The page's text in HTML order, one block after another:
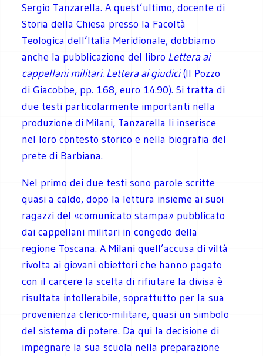
Sergio Tanzarella. A quest’ultimo, docente di
Storia della Chiesa presso la Facoltà
Teologica dell’Italia Meridionale, dobbiamo
anche la pubblicazione del libro Lettera ai
cappellani militari. Lettera ai giudici(Il Pozzo
di Giacobbe, pp. 168, euro 14.90). Si tratta di
due testi particolarmente importanti nella
produzione di Milani, Tanzarella li inserisce
nel loro contesto storico e nella biografia del
prete di Barbiana.
Nel primo dei due testi sono parole scritte
quasi a caldo, dopo la lettura insieme ai suoi
ragazzi del «comunicato stampa» pubblicato
dai cappellani militari in congedo della
regione Toscana. A Milani quell’accusa di viltà
rivolta ai giovani obiettori che hanno pagato
con il carcere la scelta di rifiutare la divisa è
risultata intollerabile, soprattutto per la sua
provenienza clerico-militare, quasi un simbolo
del sistema di potere. Da qui la decisione di
impegnare la sua scuola nella preparazione